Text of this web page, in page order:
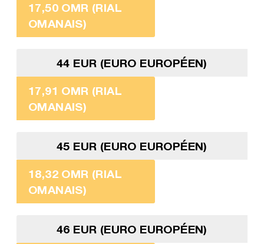
17,50 OMR (RIAL
OMANAIS)
44 EUR (EURO EUROPÉEN)
17,91 OMR (RIAL
OMANAIS)
45 EUR (EURO EUROPÉEN)
18,32 OMR (RIAL
OMANAIS)
46 EUR (EURO EUROPÉEN)